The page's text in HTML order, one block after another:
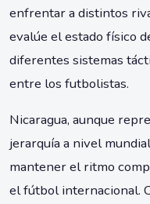
enfrentar a distintos
evalúe el estado físico
diferentes sistemas
entre los futbolistas.
Nicaragua, aunque
jerarquía a nivel
mantener el ritmo
el fútbol internacional.